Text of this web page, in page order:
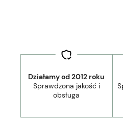
Działamy od 2012 roku
Sprawdzona jakość i
obsługa
- Kurier Lamele Panele